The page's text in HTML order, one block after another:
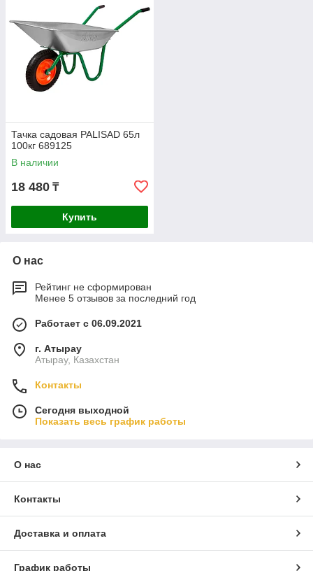
Тачка садовая PALISAD 65л
100кг 689125
В наличии
18 480 ₸
Купить
О нас
Рейтинг не сформирован
Менее 5 отзывов за последний год
Работает с 06.09.2021
г. Атырау
Атырау, Казахстан
Контакты
Сегодня выходной
Показать весь график работы
О нас
Контакты
Доставка и оплата
График работы